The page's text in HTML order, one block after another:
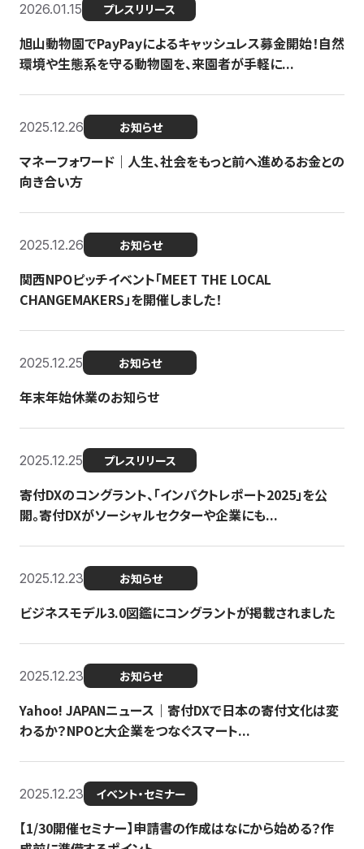
2026.01.15 プレスリリース
旭山動物園でPayPayによるキャッシュレス募金開始！自然
環境や生態系を守る動物園を、来園者が手軽に...
2025.12.26 お知らせ
マネーフォワード｜人生、社会をもっと前へ進めるお金との
向き合い方
2025.12.26 お知らせ
関西NPOピッチイベント「MEET THE LOCAL
CHANGEMAKERS」を開催しました！
2025.12.25 お知らせ
年末年始休業のお知らせ
2025.12.25 プレスリリース
寄付DXのコングラント、「インパクトレポート2025」を公
開。寄付DXがソーシャルセクターや企業にも...
2025.12.23 お知らせ
ビジネスモデル3.0図鑑にコングラントが掲載されました
2025.12.23 お知らせ
Yahoo! JAPANニュース｜寄付DXで日本の寄付文化は変
わるか？NPOと大企業をつなぐスマート...
2025.12.23 イベント・セミナー
【1/30開催セミナー】申請書の作成はなにから始める？作